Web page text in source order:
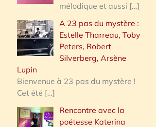
mélodique et aussi […]
A 23 pas du mystère :
Estelle Tharreau, Toby
Peters, Robert
Silverberg, Arsène
Lupin
Bienvenue à 23 pas du mystère !
Cet été […]
Rencontre avec la
poétesse Katerina